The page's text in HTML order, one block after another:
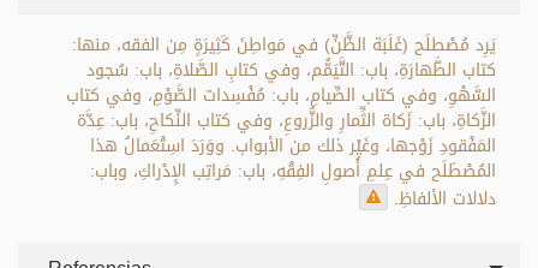
يَرِد مُصْطلَح (غَلَبَة الظَّنِّ) في مَواطِنَ كَثِيرَةٍ مِن الفقه، منها:
كتاب الطَّهارَةِ، باب: التَّيَمُّم، وفي كتابِ الصَّلاةِ، باب: سُجود
السَّهْوِ، وفي كتاب الصِّيامِ، باب: مُفْسِدات الصَّوْمِ، وفي كتاب
الزَّكاةِ، باب: زَكاة الثِّمارِ والزُّروعِ، وفي كتاب النِّكاحِ، باب: عِدَّة
المَفْقودِ زَوْجها، وغَيْر ذلك من الأبواب. ووَرَدَ اسِتْعَمالُ هذا
المُصْطَلَح في عِلمِ أُصولِ الفِقْهِ، باب: مَراتِب الإِدْراكِ، وباب:
دلالات الألفاظِ.